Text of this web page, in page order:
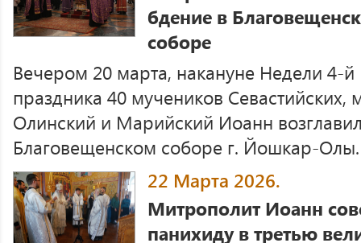
бдение в
соборе
Вечером 20 марта, накануне Недели 4-й
праздника 40 мучеников
Олинский и Марийский Иоанн
Благовещенском соборе г. Йошкар-Олы.
22 Марта 2026.
Митрополит Иоанн
панихиду в третью